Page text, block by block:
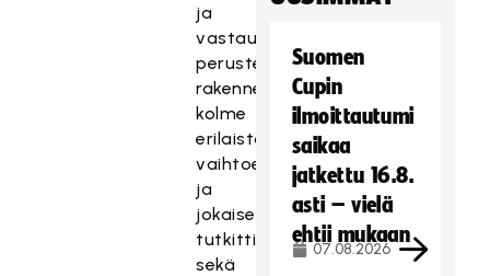
ja
vastausten
perusteella
rakennettiin
kolme
erilaista
vaihtoehtoa
ja
jokaisessa
tutkittiin
sekä
Suomen
Cupin
ilmoittautumi
saikaa
jatkettu 16.8.
asti – vielä
ehtii mukaan
07.08.2026